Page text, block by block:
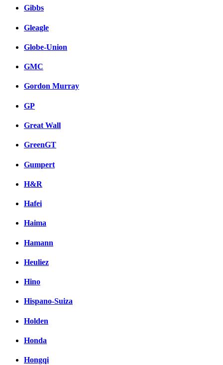
Gibbs
Gleagle
Globe-Union
GMC
Gordon Murray
GP
Great Wall
GreenGT
Gumpert
H&R
Hafei
Haima
Hamann
Heuliez
Hino
Hispano-Suiza
Holden
Honda
Hongqi